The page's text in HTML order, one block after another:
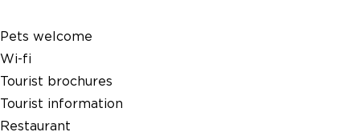
Pets welcome
Wi-fi
Tourist brochures
Tourist information
Restaurant